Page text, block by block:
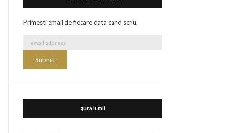
Primesti email de fiecare data cand scriu.
gura lumii